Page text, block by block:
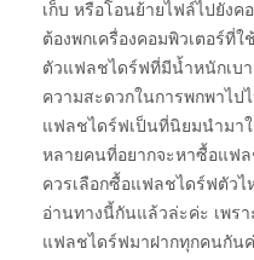
เก็บ หรือโอนย้ายไฟล์ไปยังค
ต้องพกเครื่องคอมพิวเตอร์ที่
ตัวแฟลชไดร์ฟที่มีน้ำหนักเบ
ความสะดวกในการพกพาไป
แฟลชไดร์ฟเป็นที่นิยมนำมา
หลายคนที่อยากจะหาซื้อแฟ
ควรเลือกซื้อแฟลชไดร์ฟตัวไ
อ่านทางนี้กันแล้วล่ะค่ะ เพรา
แฟลชไดร์ฟมาฝากทุกคนกัน